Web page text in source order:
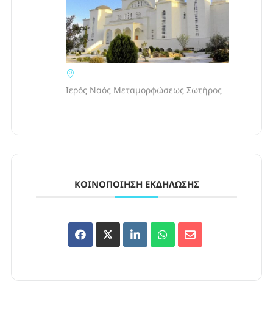
Ιερός Ναός Μεταμορφώσεως Σωτήρος
ΚΟΙΝΟΠΟΊΗΣΗ ΕΚΔΉΛΩΣΗΣ